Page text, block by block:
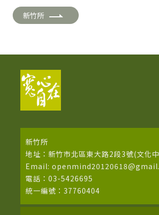
新竹所
新竹所
地址：新竹市北區東大路2段3號(文化
Email:
電話：03-5426695
統一編號：37760404